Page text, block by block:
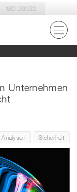
ISO 20022
Unternehmen
Sicherheit